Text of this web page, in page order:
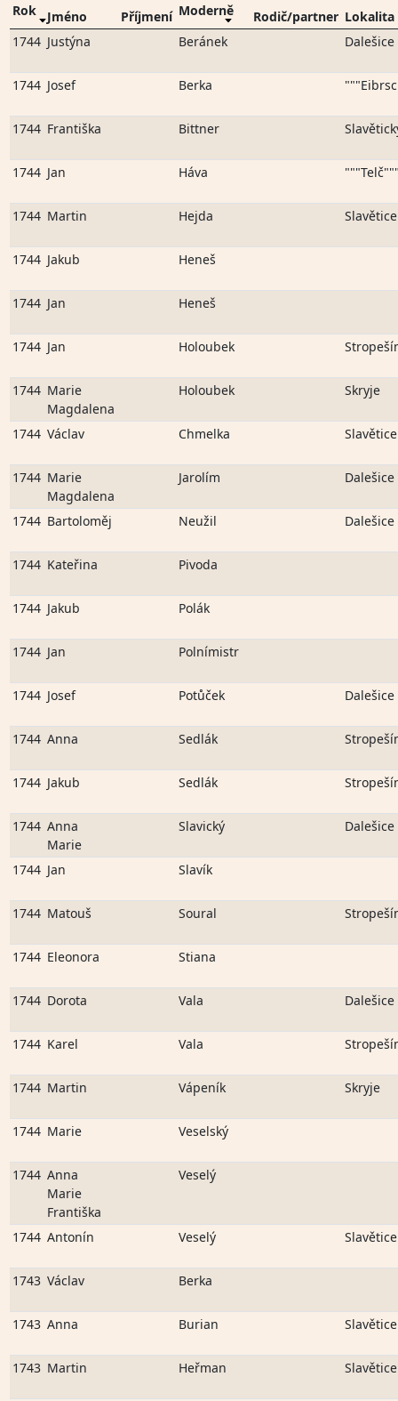
Rok Jméno Příjmení Moderně Rodič/partner Lokalita
1744 Justýna Beránek Dalešice
1744 Josef Berka
1744 Františka Bittner
1744 Jan Háva
1744 Martin Hejda Slavětice
1744 Jakub Heneš
1744 Jan Heneš
1744 Jan Holoubek
1744 Marie
Magdalena
Holoubek Skryje
1744 Václav Chmelka Slavětice
1744 Marie
Magdalena
Jarolím Dalešice
1744 Bartoloměj Neužil Dalešice
1744 Kateřina Pivoda
1744 Jakub Polák
1744 Jan Polnímistr
1744 Josef Potůček Dalešice
1744 Anna Sedlák
1744 Jakub Sedlák
1744 Anna
Marie
Slavický Dalešice
1744 Jan Slavík
1744 Matouš Soural
1744 Eleonora Stiana
1744 Dorota Vala Dalešice
1744 Karel Vala
1744 Martin Vápeník Skryje
1744 Marie Veselský
1744 Anna
Marie
Františka
Veselý
1744 Antonín Veselý Slavětice
1743 Václav Berka
1743 Anna Burian Slavětice
1743 Martin Heřman Slavětice